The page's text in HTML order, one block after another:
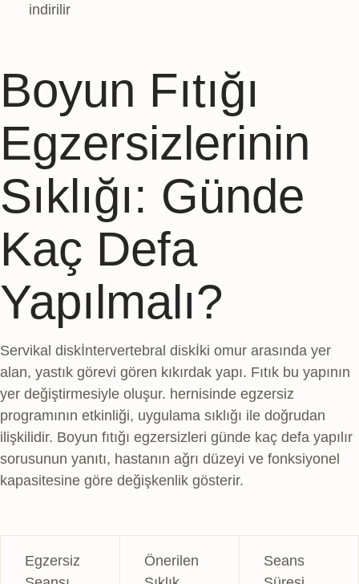
indirilir
Boyun Fıtığı
Egzersizlerinin
Sıklığı: Günde
Kaç Defa
Yapılmalı?
Servikal diskİntervertebral diskİki omur arasında yer
alan, yastık görevi gören kıkırdak yapı. Fıtık bu yapının
yer değiştirmesiyle oluşur. hernisinde egzersiz
programının etkinliği, uygulama sıklığı ile doğrudan
ilişkilidir. Boyun fıtığı egzersizleri günde kaç defa yapılır
sorusunun yanıtı, hastanın ağrı düzeyi ve fonksiyonel
kapasitesine göre değişkenlik gösterir.
Egzersiz
Önerilen
Seans